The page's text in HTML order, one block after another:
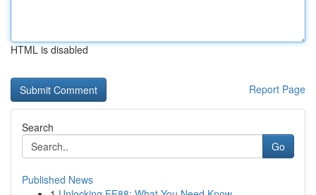
HTML is disabled
Report Page
Search
Go
Published News